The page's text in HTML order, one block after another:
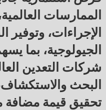
الممارسات
الإجراءات، وتوفير
الجيولوجية، بما
شركات التعدين
البحث
تحقيق قيمة مضافة